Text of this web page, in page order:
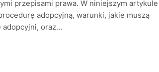
przepisami prawa. W niniejszym artykule
adopcyjną, warunki, jakie muszą
adopcyjni, oraz…